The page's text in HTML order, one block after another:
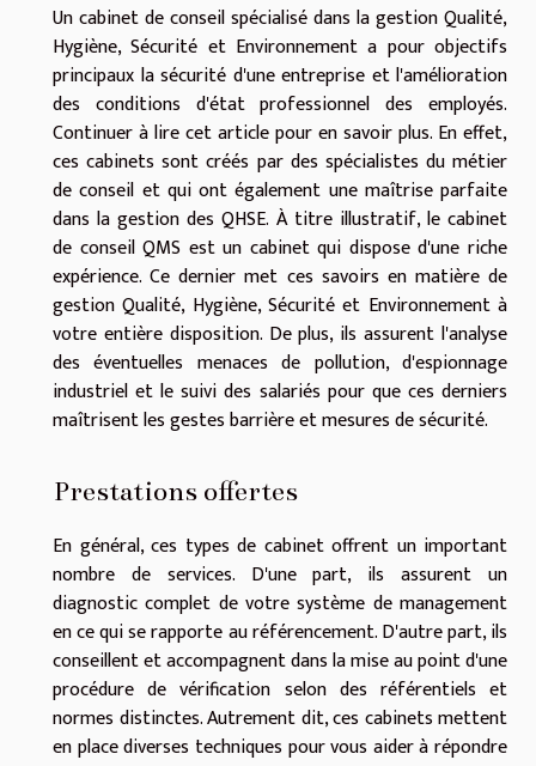
Un cabinet de conseil spécialisé dans la gestion Qualité,
Hygiène, Sécurité et Environnement a pour objectifs
principaux la sécurité d'une entreprise et l'amélioration
des conditions d'état professionnel des employés.
Continuer à lirecet articlepour en savoir plus. En effet,
ces cabinets sont créés par des spécialistes du métier
de conseil et qui ont également une maîtrise parfaite
dans la gestion des QHSE. À titre illustratif, le cabinet
de conseil QMS est un cabinet qui dispose d'une riche
expérience. Ce dernier met ces savoirs en matière de
gestion Qualité, Hygiène, Sécurité et Environnement à
votre entière disposition. De plus, ils assurent l'analyse
des éventuelles menaces de pollution, d'espionnage
industriel et le suivi des salariés pour que ces derniers
maîtrisent les gestes barrière et mesures de sécurité.
Prestations offertes
En général, ces types de cabinet offrent un important
nombre de services. D'une part, ils assurent un
diagnostic complet de votre système de management
en ce qui se rapporte au référencement. D'autre part, ils
conseillent et accompagnent dans la mise au point d'une
procédure de vérification selon des référentiels et
normes distinctes. Autrement dit, ces cabinets mettent
en place diverses techniques pour vous aider à répondre